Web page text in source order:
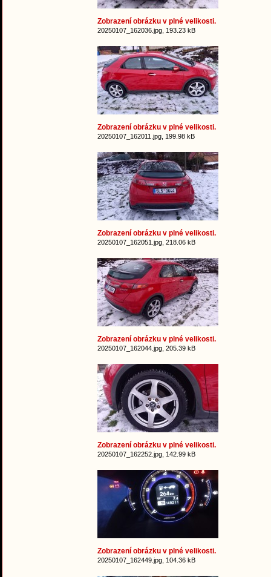
Zobrazení obrázku v plné velikosti.
20250107_162036.jpg, 193.23 kB
Zobrazení obrázku v plné velikosti.
20250107_162011.jpg, 199.98 kB
Zobrazení obrázku v plné velikosti.
20250107_162051.jpg, 218.06 kB
Zobrazení obrázku v plné velikosti.
20250107_162044.jpg, 205.39 kB
Zobrazení obrázku v plné velikosti.
20250107_162252.jpg, 142.99 kB
Zobrazení obrázku v plné velikosti.
20250107_162449.jpg, 104.36 kB